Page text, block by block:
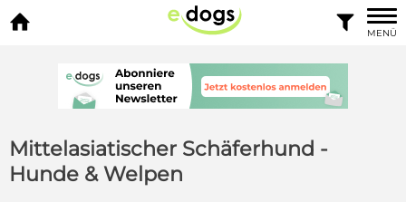
 
MENÜ
Mittelasiatischer Schäferhund -
Hunde & Welpen